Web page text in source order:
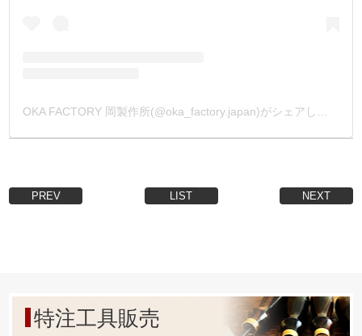
PREV LIST NEXT
特注工具販売